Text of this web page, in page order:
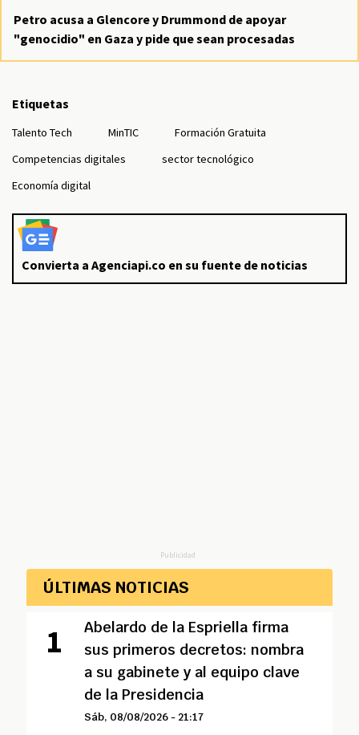
Petro acusa a Glencore y Drummond de apoyar
"genocidio" en Gaza y pide que sean procesadas
Etiquetas
Talento Tech MinTIC
Formación Gratuita
Competencias digitales
sector tecnológico
Economía digital
Convierta a Agenciapi.co en su fuente de noticias
Publicidad
ÚLTIMAS NOTICIAS
Abelardo de la Espriella firma
sus primeros decretos: nombra
a su gabinete y al equipo clave
de la Presidencia
Sáb, 08/08/2026 - 21:17